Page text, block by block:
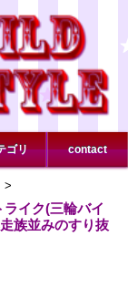
ゴリ contact
>
イク(三輪バイ
族並みのすり抜